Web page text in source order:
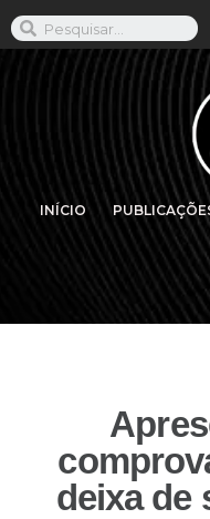
INÍCIO
deixa de